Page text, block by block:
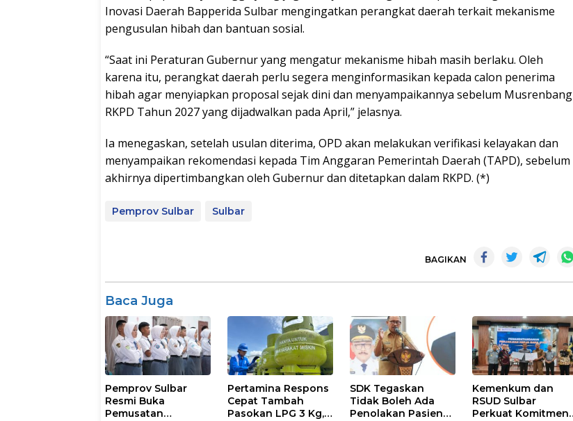
Inovasi Daerah Bapperida Sulbar mengingatkan perangkat daerah terkait mekanisme
pengusulan hibah dan bantuan sosial.
“Saat ini Peraturan Gubernur yang mengatur mekanisme hibah masih berlaku. Oleh
karena itu, perangkat daerah perlu segera menginformasikan kepada calon penerima
hibah agar menyiapkan proposal sejak dini dan menyampaikannya sebelum Musrenbang
RKPD Tahun 2027 yang dijadwalkan pada April,” jelasnya.
Ia menegaskan, setelah usulan diterima, OPD akan melakukan verifikasi kelayakan dan
menyampaikan rekomendasi kepada Tim Anggaran Pemerintah Daerah (TAPD), sebelum
akhirnya dipertimbangkan oleh Gubernur dan ditetapkan dalam RKPD. (*)
Pemprov Sulbar Sulbar
BAGIKAN
Baca Juga
Pemprov Sulbar
Resmi Buka
Pemusatan
Pertamina Respons
Cepat Tambah
Pasokan LPG 3 Kg,
SDK Tegaskan
Tidak Boleh Ada
Penolakan Pasien
Kemenkum dan
RSUD Sulbar
Perkuat Komitmen